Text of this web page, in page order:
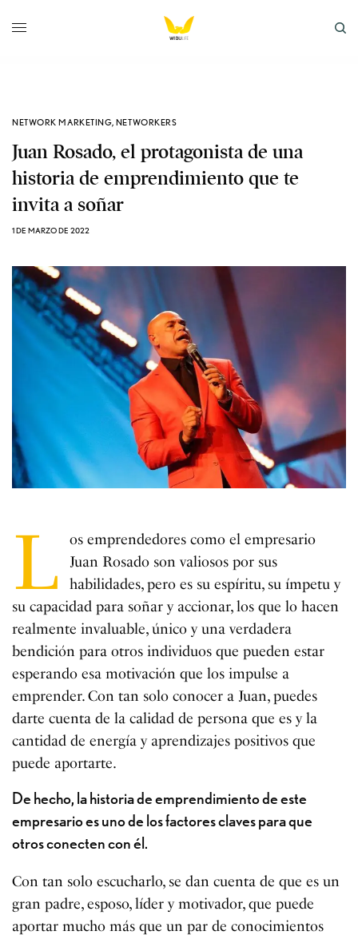
NETWORK MARKETING, NETWORKERS
Juan Rosado, el protagonista de una
historia de emprendimiento que te
invita a soñar
1 DE MARZO DE 2022
L
os emprendedores como el empresario
Juan Rosado son valiosos por sus
habilidades, pero es su espíritu, su ímpetu y
su capacidad para soñar y accionar, los que lo hacen
realmente invaluable, único y una verdadera
bendición para otros individuos que pueden estar
esperando esa motivación que los impulse a
emprender. Con tan solo conocer a Juan, puedes
darte cuenta de la calidad de persona que es y la
cantidad de energía y aprendizajes positivos que
puede aportarte.
De hecho, la historia de emprendimiento de este
empresario es uno de los factores claves para que
otros conecten con él.
Con tan solo escucharlo, se dan cuenta de que es un
gran padre, esposo, líder y motivador, que puede
aportar mucho más que un par de conocimientos